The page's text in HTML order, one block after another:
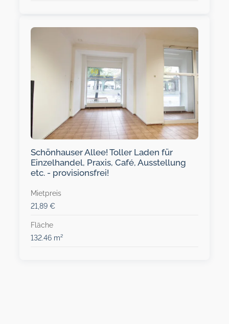
Schönhauser Allee! Toller Laden für
Einzelhandel, Praxis, Café, Ausstellung
etc. - provisionsfrei!
Mietpreis
21,89 €
Fläche
132.46 m²